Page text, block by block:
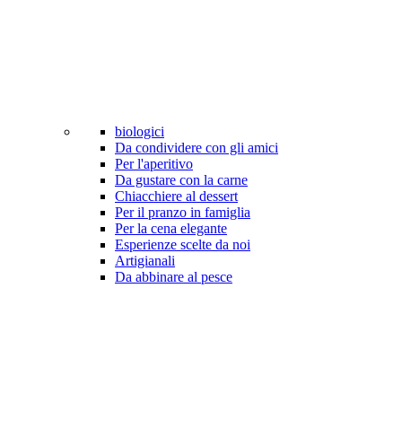
biologici
Da condividere con gli amici
Per l'aperitivo
Da gustare con la carne
Chiacchiere al dessert
Per il pranzo in famiglia
Per la cena elegante
Esperienze scelte da noi
Artigianali
Da abbinare al pesce